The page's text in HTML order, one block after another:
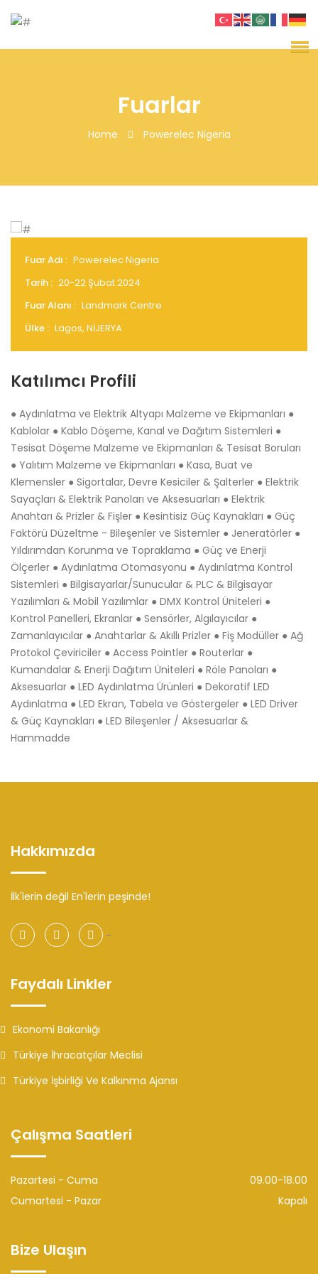
Fuarlar
Home Powerelec Nigeria
Fuar Adı : Powerelec Nigeria
Tarih : 20-22 Şubat 2024
Fuar Alanı : Landmark Centre
Ülke : Lagos, NİJERYA
Katılımcı Profili
● Aydınlatma ve Elektrik Altyapı Malzeme ve Ekipmanları ●
Kablolar ● Kablo Döşeme, Kanal ve Dağıtım Sistemleri ●
Tesisat Döşeme Malzeme ve Ekipmanları & Tesisat Boruları
● Yalıtım Malzeme ve Ekipmanları ● Kasa, Buat ve
Klemensler ● Sigortalar, Devre Kesiciler & Şalterler ● Elektrik
Sayaçları & Elektrik Panoları ve Aksesuarları ● Elektrik
Anahtarı & Prizler & Fişler ● Kesintisiz Güç Kaynakları ● Güç
Faktörü Düzeltme - Bileşenler ve Sistemler ● Jeneratörler ●
Yıldırımdan Korunma ve Topraklama ● Güç ve Enerji
Ölçerler ● Aydınlatma Otomasyonu ● Aydınlatma Kontrol
Sistemleri ● Bilgisayarlar/Sunucular & PLC & Bilgisayar
Yazılımları & Mobil Yazılımlar ● DMX Kontrol Üniteleri ●
Kontrol Panelleri, Ekranlar ● Sensörler, Algılayıcılar ●
Zamanlayıcılar ● Anahtarlar & Akıllı Prizler ● Fiş Modüller ● Ağ
Protokol Çeviriciler ● Access Pointler ● Routerlar ●
Kumandalar & Enerji Dağıtım Üniteleri ● Röle Panoları ●
Aksesuarlar ● LED Aydınlatma Ürünleri ● Dekoratif LED
Aydınlatma ● LED Ekran, Tabela ve Göstergeler ● LED Driver
& Güç Kaynakları ● LED Bileşenler / Aksesuarlar &
Hammadde
Hakkımızda
İlk'lerin değil En'lerin peşinde!
-
Faydalı Linkler
Ekonomi Bakanlığı
Türkiye İhracatçılar Meclisi
Türkiye İşbirliği Ve Kalkınma Ajansı
Çalışma Saatleri
Pazartesi - Cuma
09.00-18.00
Cumartesi - Pazar
Kapalı
Bize Ulaşın